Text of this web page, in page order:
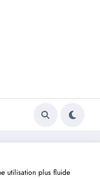
utilisation plus fluide